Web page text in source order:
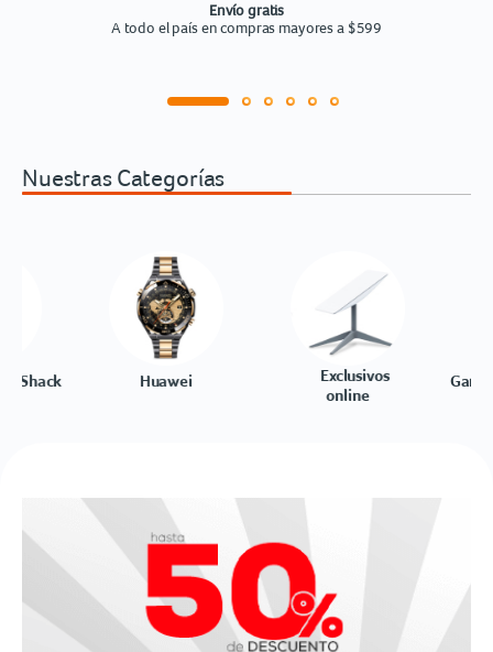
Envío gratis
A todo el país en compras mayores a $599
Nuestras Categorías
Exclusivos
Gamers y descargables Cómputo y